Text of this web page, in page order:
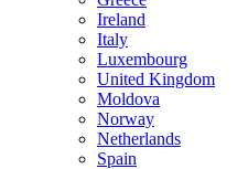
Ireland
Italy
Luxembourg
United Kingdom
Moldova
Norway
Netherlands
Spain